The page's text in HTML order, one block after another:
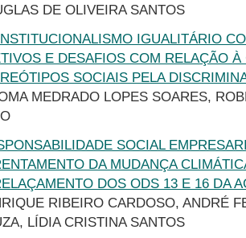
DE OLIVEIRA SANTOS
IGUALITÁRIO
E DESAFIOS COM RELAÇÃO À
SOCIAIS PELA
MEDRADO LOPES SOARES,
SOCIAL
DA MUDANÇA
DOS ODS 13 E 16 DA
RIBEIRO CARDOSO, ANDRÉ
LÍDIA CRISTINA SANTOS